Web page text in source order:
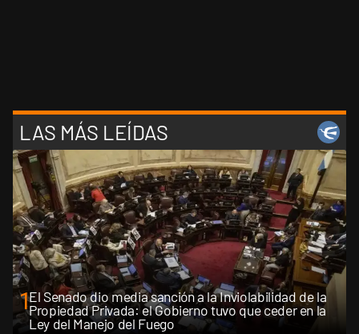
LAS MÁS LEÍDAS
1El Senado dio media sanción a la Inviolabilidad de la
Propiedad Privada: el Gobierno tuvo que ceder en la
Ley del Manejo del Fuego